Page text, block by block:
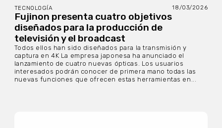
TECNOLOGÍA 18/03/2026
Fujinon presenta cuatro objetivos
diseñados para la producción de
televisión y el broadcast
Todos ellos han sido diseñados para la transmisión y
captura en 4K La empresa japonesa ha anunciado el
lanzamiento de cuatro nuevas ópticas. Los usuarios
interesados podrán conocer de primera mano todas las
nuevas funciones que ofrecen estas herramientas en...